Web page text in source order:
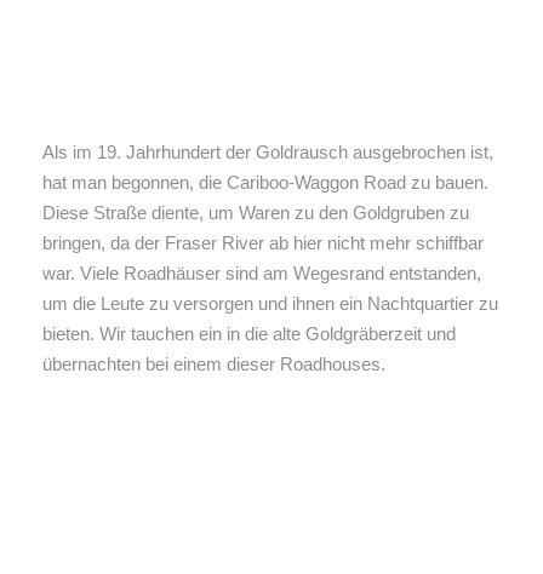
Als im 19. Jahrhundert der Goldrausch ausgebrochen ist,
hat man begonnen, die Cariboo-Waggon Road zu bauen.
Diese Straße diente, um Waren zu den Goldgruben zu
bringen, da der Fraser River ab hier nicht mehr schiffbar
war. Viele Roadhäuser sind am Wegesrand entstanden,
um die Leute zu versorgen und ihnen ein Nachtquartier zu
bieten. Wir tauchen ein in die alte Goldgräberzeit und
übernachten bei einem dieser Roadhouses.